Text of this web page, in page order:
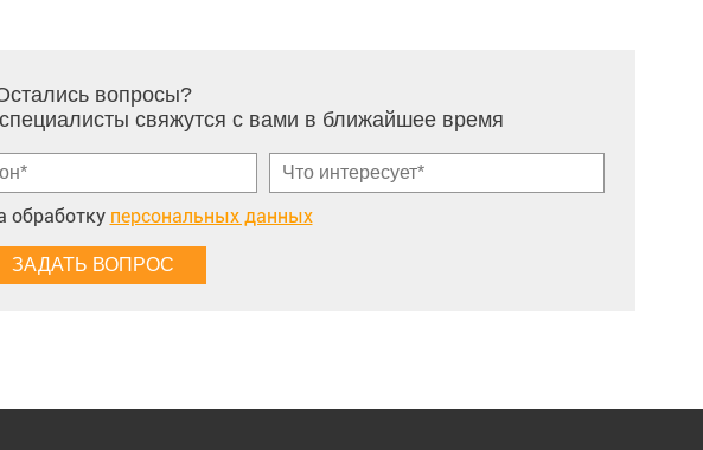
вопросы?
свяжутся с вами в ближайшее время
обработку персональных данных